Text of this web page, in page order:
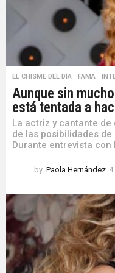
EL CHISME DEL DÍA ,FAMA
Aunque sin
está tentada a
La actriz y cantante
de las posibilidades
Durante entrevista
by Paola Hernández